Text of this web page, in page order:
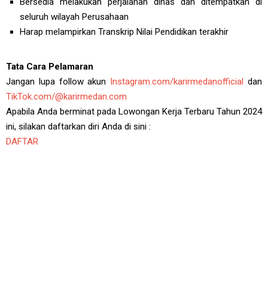
seluruh wilayah Perusahaan
Harap melampirkan Transkrip Nilai Pendidikan terakhir
Tata Cara Pelamaran
Jangan lupa follow akun Instagram.com/karirmedanofficial dan
TikTok.com/@karirmedan.com
Apabila Anda berminat pada Lowongan Kerja Terbaru Tahun 2024
ini, silakan daftarkan diri Anda di sini :
DAFTAR